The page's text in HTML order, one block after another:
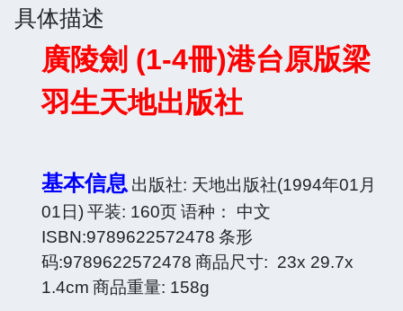
具体描述
廣陵劍 (1-4冊)港台原版梁
羽生天地出版社
基本信息 出版社: 天地出版社(1994年01月
01日)平装: 160页语种： 中文
ISBN:9789622572478 条形
码:9789622572478 商品尺寸: 23x 29.7x
1.4cm 商品重量: 158g